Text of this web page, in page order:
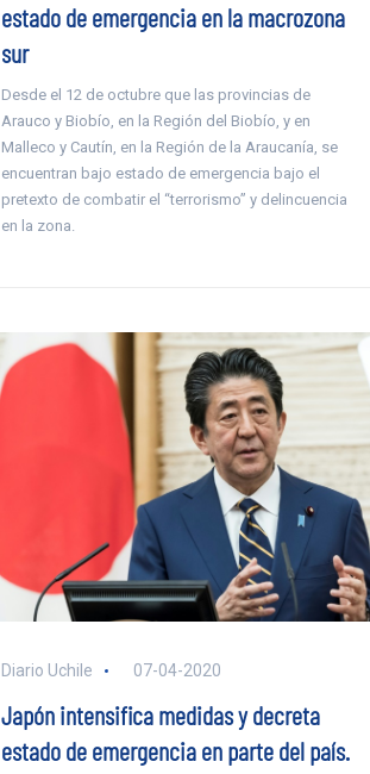
estado de emergencia en la macrozona
sur
Desde el 12 de octubre que las provincias de
Arauco y Biobío, en la Región del Biobío, y en
Malleco y Cautín, en la Región de la Araucanía, se
encuentran bajo estado de emergencia bajo el
pretexto de combatir el “terrorismo” y delincuencia
en la zona.
Diario Uchile 07-04-2020
Japón intensifica medidas y decreta
estado de emergencia en parte del país.